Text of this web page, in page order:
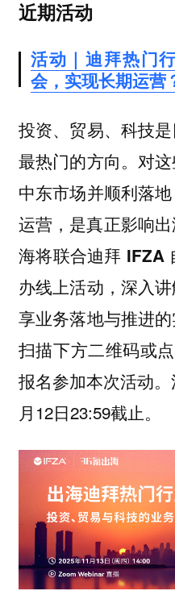
近期活动
活动｜迪拜热门
会，实现长期运营
投资、贸易、科技
最热门的方向。对
中东市场并顺利落
运营，是真正影响出
海将联合迪拜 IFZA
办线上活动，深入
享业务落地与推进的
扫描下方二维码或
报名参加本次活动
月12日23:59截止。